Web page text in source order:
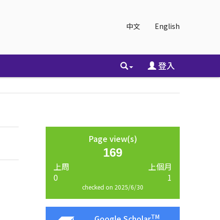
中文 English
登入
Page view(s)
169
上周
0
上個月
1
checked on 2025/6/30
TM